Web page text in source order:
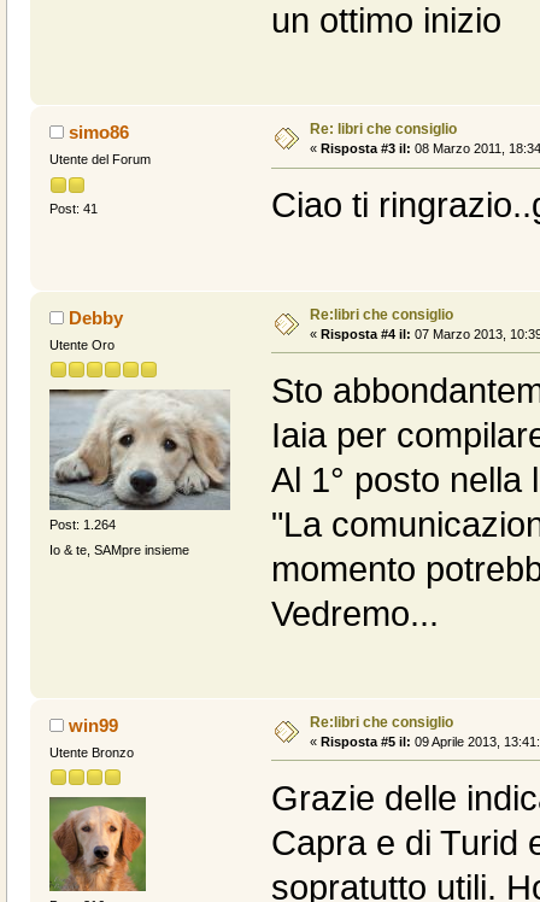
un ottimo inizio
simo86
Utente del Forum
Post: 41
Re: libri che consiglio
« Risposta #3 il: 08 Marzo 2011,
Ciao ti
Debby
Utente Oro
Post: 1.264
Io & te, SAMpre insieme
Re:libri che consiglio
« Risposta #4 il: 07 Marzo 2013,
Sto
Iaia per
Al 1° posto nella
"La
momento
Vedremo...
win99
Utente Bronzo
Re:libri che consiglio
« Risposta #5 il: 09 Aprile 2013,
Grazie delle
Capra e di Turid
sopratutto utili.